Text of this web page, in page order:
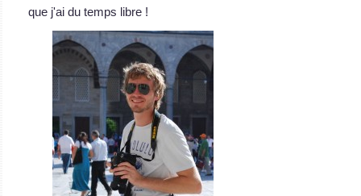
que j'ai du temps libre !